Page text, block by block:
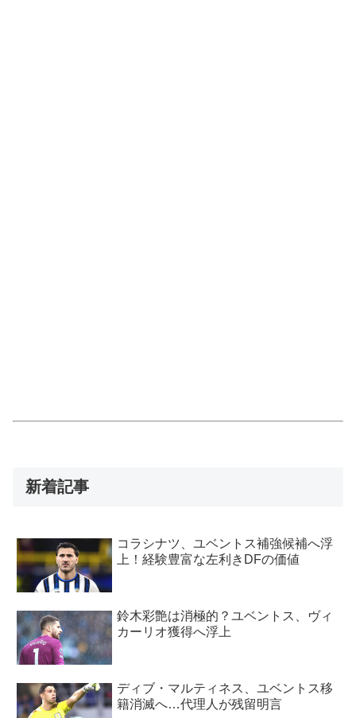
新着記事
コラシナツ、ユベントス補強候補へ浮
上！経験豊富な左利きDFの価値
鈴木彩艶は消極的？ユベントス、ヴィ
カーリオ獲得へ浮上
ディブ・マルティネス、ユベントス移
籍消滅へ…代理人が残留明言